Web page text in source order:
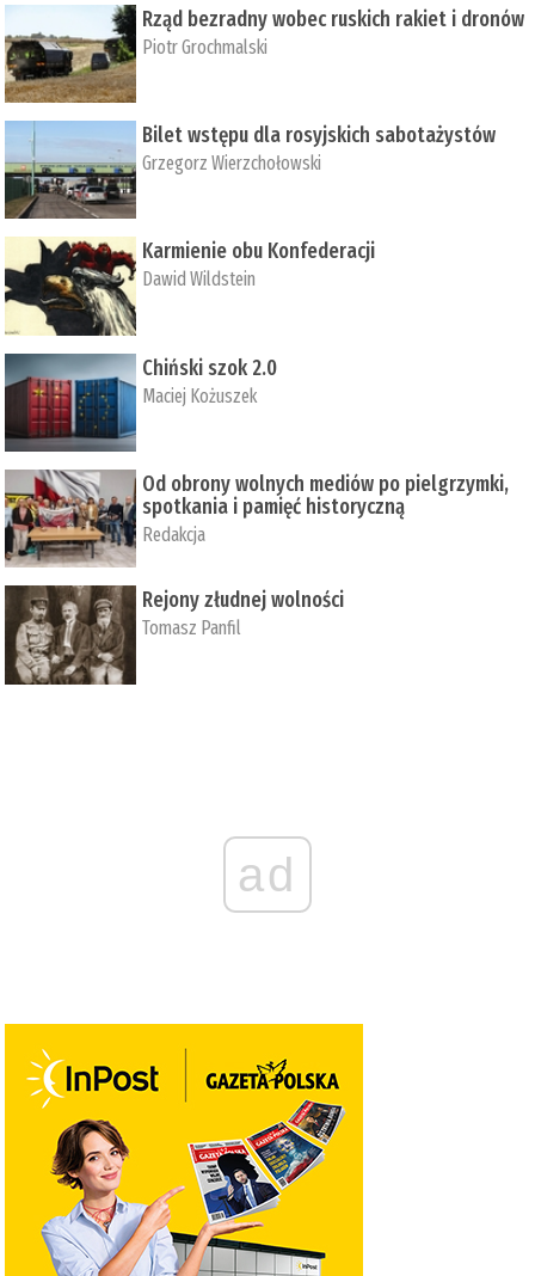
Rząd bezradny wobec ruskich rakiet i dronów
Piotr Grochmalski
Bilet wstępu dla rosyjskich sabotażystów
Grzegorz Wierzchołowski
Karmienie obu Konfederacji
Dawid Wildstein
Chiński szok 2.0
Maciej Kożuszek
Od obrony wolnych mediów po pielgrzymki,
spotkania i pamięć historyczną
Redakcja
Rejony złudnej wolności
Tomasz Panfil
ad